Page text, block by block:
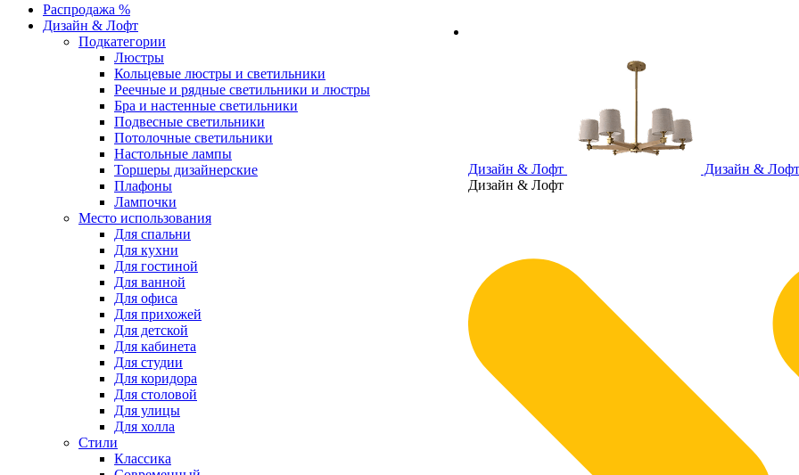
Дизайн & Лофт
Дизайн & Лофт
Дизайн & Лофт
Распродажа %
Дизайн & Лофт
Подкатегории
Люстры
Кольцевые люстры и светильники
Реечные и рядные светильники и люстры
Бра и настенные светильники
Подвесные светильники
Потолочные светильники
Настольные лампы
Торшеры дизайнерские
Плафоны
Лампочки
Место использования
Для спальни
Для кухни
Для гостиной
Для ванной
Для офиса
Для прихожей
Для детской
Для кабинета
Для студии
Для коридора
Для столовой
Для улицы
Для холла
Стили
Классика